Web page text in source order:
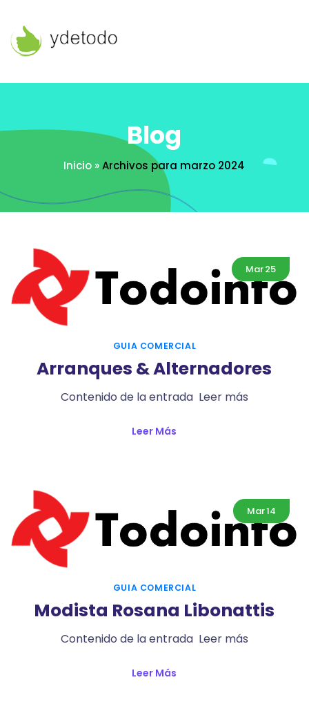
Blog
Inicio »Archivos para marzo 2024
Mar25
GUIA COMERCIAL
Arranques & Alternadores
Contenido de la entrada Leer más
Leer Más
Mar14
GUIA COMERCIAL
Modista Rosana Libonattis
Contenido de la entrada Leer más
Leer Más